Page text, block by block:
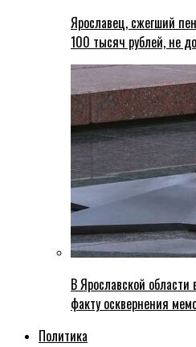
Ярославец, сжегший
100 тысяч рублей, не
В Ярославской области
факту осквернения
Политика